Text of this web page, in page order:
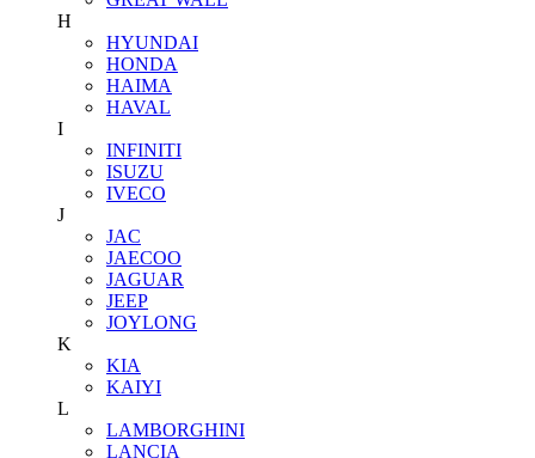
H
HYUNDAI
HONDA
HAIMA
HAVAL
I
INFINITI
ISUZU
IVECO
J
JAC
JAECOO
JAGUAR
JEEP
JOYLONG
K
KIA
KAIYI
L
LAMBORGHINI
LANCIA